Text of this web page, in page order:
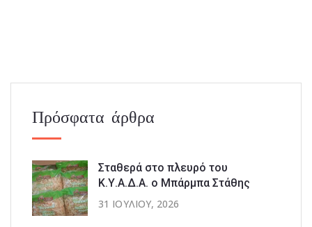
Πρόσφατα άρθρα
Σταθερά στο πλευρό του
Κ.Υ.Α.Δ.Α. ο Μπάρμπα Στάθης
31 ΙΟΥΛΊΟΥ, 2026